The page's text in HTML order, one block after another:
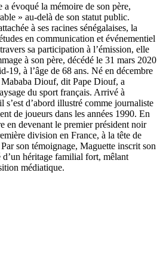
évoqué la mémoire de son père,
» au-delà de son statut public.
à ses racines sénégalaises, la
en communication et événementiel
sa participation à l’émission, elle
à son père, décédé le 31 mars 2020
19, à l’âge de 68 ans. Né en décembre
Diouf, dit Pape Diouf, a
du sport français. Arrivé à
s’est d’abord illustré comme journaliste
de joueurs dans les années 1990. En
en devenant le premier président noir
division en France, à la tête de
son témoignage, Maguette inscrit son
héritage familial fort, mêlant
médiatique.